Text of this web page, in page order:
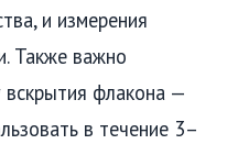
и измерения
Также важно
флакона —
в течение 3–